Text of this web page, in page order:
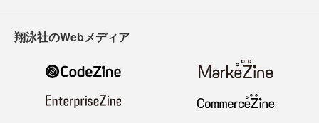
翔泳社のWebメディア